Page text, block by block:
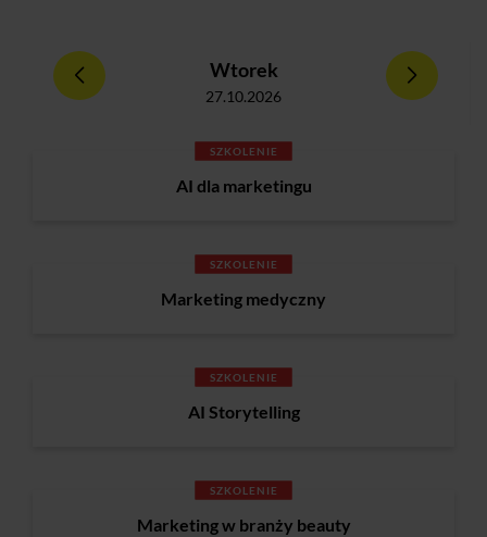
Wtorek
27.10.2026
SZKOLENIE
AI dla marketingu
SZKOLENIE
Marketing medyczny
SZKOLENIE
AI Storytelling
SZKOLENIE
Marketing w branży beauty